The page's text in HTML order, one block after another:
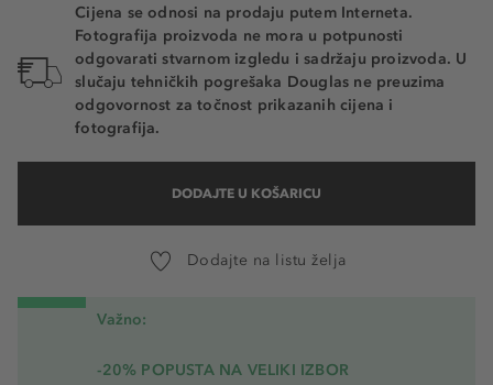
Cijena se odnosi na prodaju putem Interneta.
Fotografija proizvoda ne mora u potpunosti
odgovarati stvarnom izgledu i sadržaju proizvoda. U
slučaju tehničkih pogrešaka Douglas ne preuzima
odgovornost za točnost prikazanih cijena i
fotografija.
DODAJTE U KOŠARICU
Dodajte na listu želja
Važno:
-20% POPUSTA NA VELIKI IZBOR